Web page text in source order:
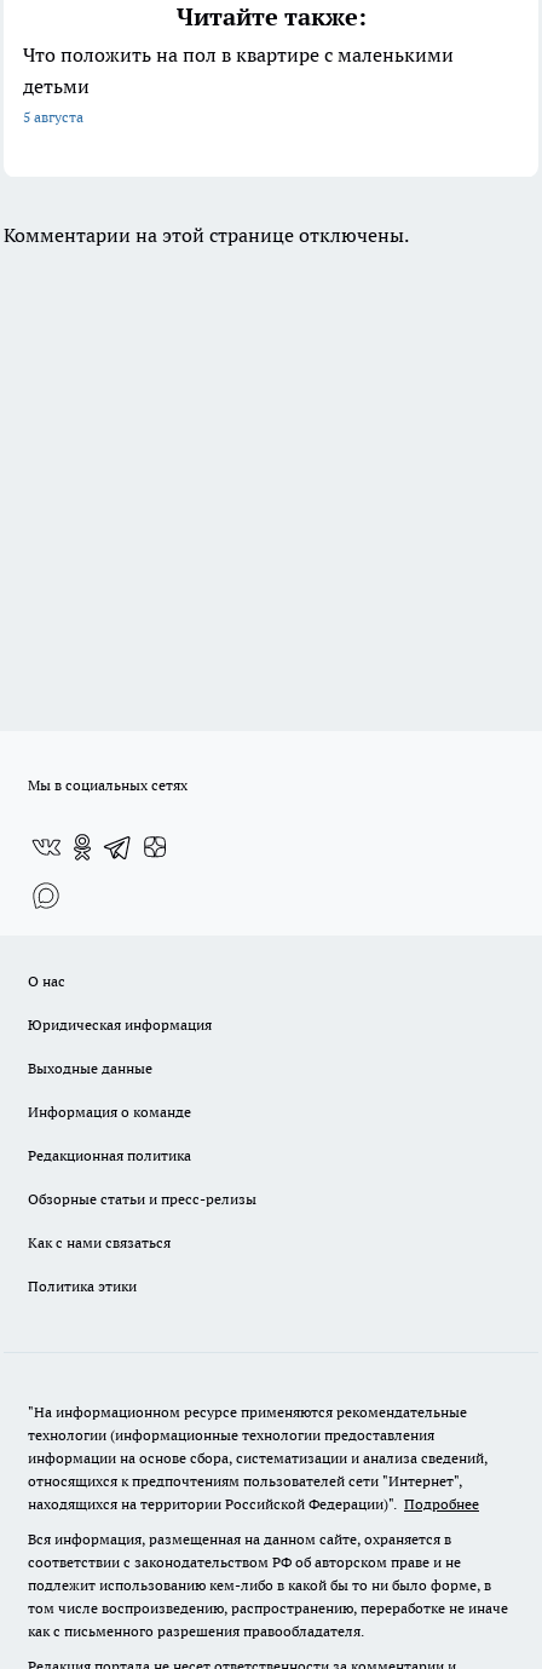
Читайте также:
Что положить на пол в квартире с маленькими
детьми
5 августа
Комментарии на этой странице отключены.
Мы в социальных сетях
О нас
Юридическая информация
Выходные данные
Информация о команде
Редакционная политика
Обзорные статьи и пресс-релизы
Как с нами связаться
Политика этики
"На информационном ресурсе применяются рекомендательные
технологии (информационные технологии предоставления
информации на основе сбора, систематизации и анализа сведений,
относящихся к предпочтениям пользователей сети "Интернет",
находящихся на территории Российской Федерации)". Подробнее
Вся информация, размещенная на данном сайте, охраняется в
соответствии с законодательством РФ об авторском праве и не
подлежит использованию кем-либо в какой бы то ни было форме, в
том числе воспроизведению, распространению, переработке не иначе
как с письменного разрешения правообладателя.